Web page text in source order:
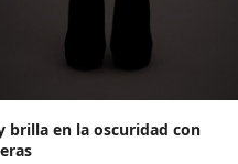
brilla en la oscuridad con